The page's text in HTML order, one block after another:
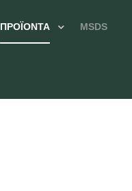
ΠΡΟΪΌΝΤΑ MSDS